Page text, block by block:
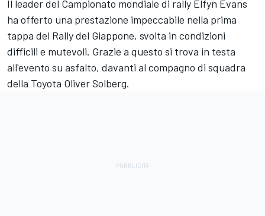
Il leader del Campionato mondiale di rally Elfyn Evans
ha offerto una prestazione impeccabile nella prima
tappa del Rally del Giappone, svolta in condizioni
difficili e mutevoli. Grazie a questo si trova in testa
all'evento su asfalto, davanti al compagno di squadra
della Toyota Oliver Solberg.